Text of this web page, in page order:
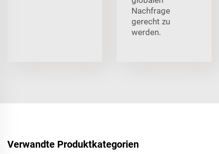
Nachfrage
gerecht zu
werden.
Verwandte Produktkategorien